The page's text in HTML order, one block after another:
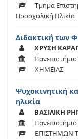
Τμήμα
Προσχολική Ηλικία
Διδακτική των
ΧΡΥΣΗ
ΧΗΜΕΙΑΣ
Ψυχοκινητική
ηλικία
ΒΑΣΙΛΙΚΗ
ΕΠΙΣΤΗΜΩΝ